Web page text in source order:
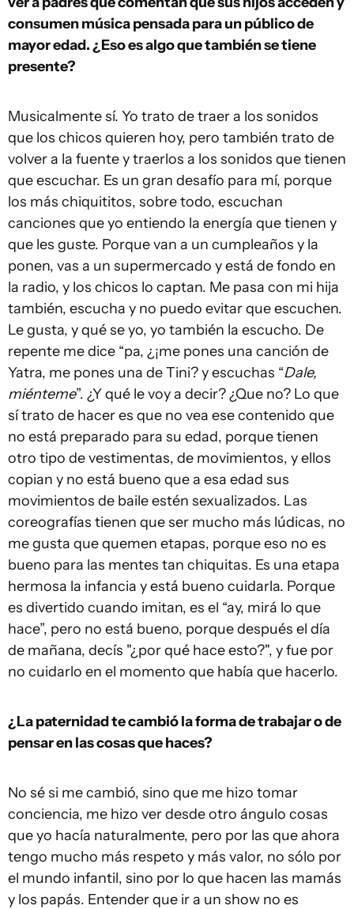
consumen música pensada para un público de
mayor edad. ¿Eso es algo que también se tiene
presente?
Musicalmente sí. Yo trato de traer a los sonidos
que los chicos quieren hoy, pero también trato de
volver a la fuente y traerlos a los sonidos que tienen
que escuchar. Es un gran desafío para mí, porque
los más chiquititos, sobre todo, escuchan
canciones que yo entiendo la energía que tienen y
que les guste. Porque van a un cumpleaños y la
ponen, vas a un supermercado y está de fondo en
la radio, y los chicos lo captan. Me pasa con mi hija
también, escucha y no puedo evitar que escuchen.
Le gusta, y qué se yo, yo también la escucho. De
repente me dice “pa, ¿¡me pones una canción de
Yatra, me pones una de Tini? y escuchas “Dale,
miénteme”. ¿Y qué le voy a decir? ¿Que no? Lo que
sí trato de hacer es que no vea ese contenido que
no está preparado para su edad, porque tienen
otro tipo de vestimentas, de movimientos, y ellos
copian y no está bueno que a esa edad sus
movimientos de baile estén sexualizados. Las
coreografías tienen que ser mucho más lúdicas, no
me gusta que quemen etapas, porque eso no es
bueno para las mentes tan chiquitas. Es una etapa
hermosa la infancia y está bueno cuidarla. Porque
es divertido cuando imitan, es el “ay, mirá lo que
hace”, pero no está bueno, porque después el día
de mañana, decís "¿por qué hace esto?", y fue por
no cuidarlo en el momento que había que hacerlo.
¿La paternidad te cambió la forma de trabajar o de
pensar en las cosas que haces?
No sé si me cambió, sino que me hizo tomar
conciencia, me hizo ver desde otro ángulo cosas
que yo hacía naturalmente, pero por las que ahora
tengo mucho más respeto y más valor, no sólo por
el mundo infantil, sino por lo que hacen las mamás
y los papás. Entender que ir a un show no es